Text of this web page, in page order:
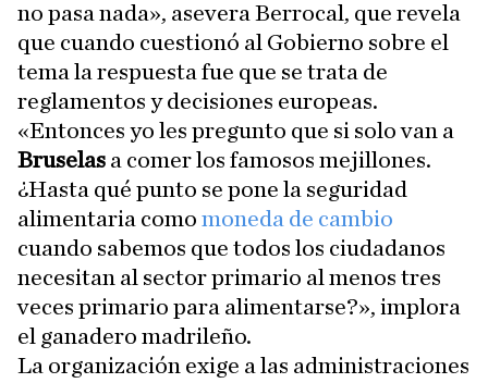
no pasa nada», asevera Berrocal, que revela
que cuando cuestionó al Gobierno sobre el
tema la respuesta fue que se trata de
reglamentos y decisiones europeas.
«Entonces yo les pregunto que si solo van a
Bruselas a comer los famosos mejillones.
¿Hasta qué punto se pone la seguridad
alimentaria como moneda de cambio
cuando sabemos que todos los ciudadanos
necesitan al sector primario al menos tres
veces primario para alimentarse?», implora
el ganadero madrileño.
La organización exige a las administraciones